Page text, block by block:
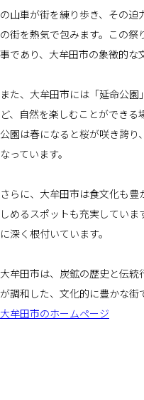
の山車が街を練り歩き、その
の街を熱気で包みます。この
事であり、大牟田市の象徴的な
また、大牟田市には「延命公
ど、自然を楽しむことができ
公園は春になると桜が咲き誇り
なっています。
さらに、大牟田市は食文化も
しめるスポットも充実してい
に深く根付いています。
大牟田市は、炭鉱の歴史と伝
が調和した、文化的に豊かな街
大牟田市のホームページ